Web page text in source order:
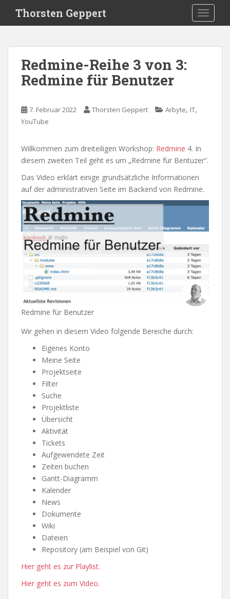
i
Thorsten Geppert
Redmine-Reihe 3 von 3:
Redmine für Benutzer
7. Februar 2022 Thorsten Geppert Arbyte, IT,
YouTube
Willkommen zum dreiteiligen Workshop: Redmine 4. In
diesem zweiten Teil geht es um „Redmine für Bentuzer“.
Das Video erklärt einige grundsätzliche Informationen
auf der administrativen Seite im Backend von Redmine.
Redmine für Benutzer
Wir gehen in diesem Video folgende Bereiche durch:
Eigenes Konto
Meine Seite
Projektseite
Filter
Suche
Projektliste
Übersicht
Aktivität
Tickets
Aufgewendete Zeit
Zeiten buchen
Gantt-Diagramm
Kalender
News
Dokumente
Wiki
Dateien
Repository (am Beispiel von Git)
Hier geht es zur Playlist.
Hier geht es zum Video.